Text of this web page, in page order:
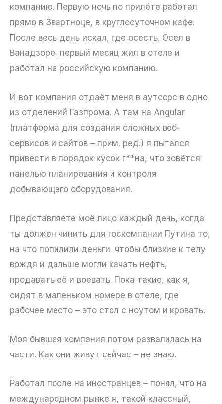
компанию. Первую ночь по прилёте работал
прямо в Звартноце, в круглосуточном кафе.
После весь день искал, где осесть. Осел в
Ванадзоре, первый месяц жил в отеле и
работал на российскую компанию.
И вот компания отдаёт меня в аутсорс в одно
из отделений Газпрома. А там на Angular
(платформа для создания сложных веб-
сервисов и сайтов – прим. ред.) я пытался
привести в порядок кусок г**на, что зовётся
панелью планирования и контроля
добывающего оборудования.
Представляете моё лицо каждый день, когда
ты должен чинить для госкомпании Путина то,
на что попилили деньги, чтобы близкие к телу
вождя и дальше могли качать нефть,
продавать её и воевать. Пока такие, как я,
сидят в маленьком номере в отеле, где
рабочее место – это стол с ноутом и кровать.
Моя бывшая компания потом развалилась на
части. Как они живут сейчас – не знаю.
Работал после на иностранцев – понял, что на
международном рынке я, такой классный,